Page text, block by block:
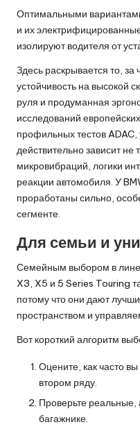
Оптимальными
и их
изолируют водителя от
Здесь раскрывается то,
устойчивость на высокой
руля и продуманная
исследований
профильных тестов
действительно зависит не
микровибраций, логики
реакции автомобиля. У
проработаны сильно,
сегменте.
Для семьи и
Семейным выбором в
X3, X5 и 5 Series Touring
потому что они дают
пространством и
Вот короткий алгоритм
Оцените, как часто
втором ряду.
Проверьте реальные,
багажнике.